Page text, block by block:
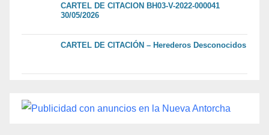
CARTEL DE CITACION BH03-V-2022-000041
30/05/2026
CARTEL DE CITACIÓN – Herederos Desconocidos